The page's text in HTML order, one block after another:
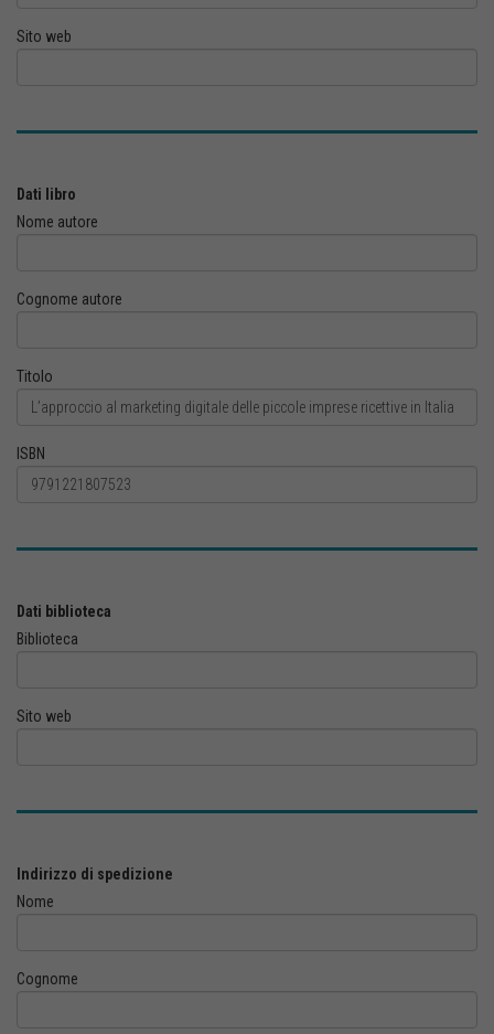
Sito web
Dati libro
Nome autore
Cognome autore
Titolo
ISBN
Dati biblioteca
Biblioteca
Sito web
Indirizzo di spedizione
Nome
Cognome